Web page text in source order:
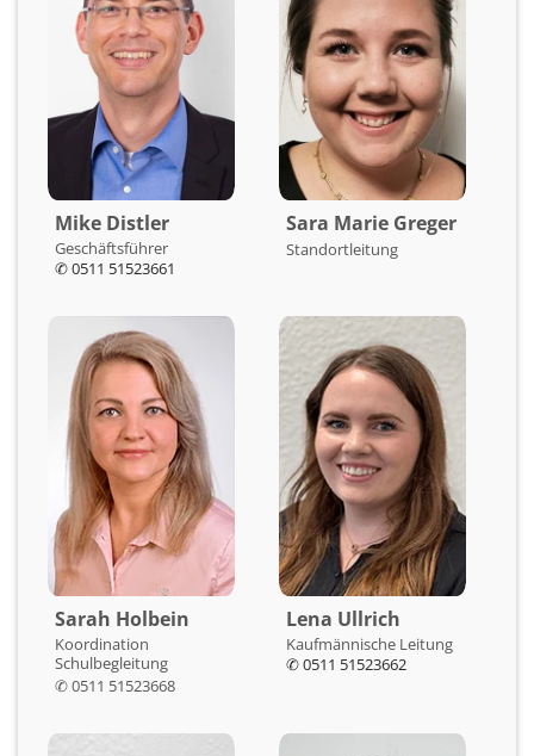
Mike Distler
Geschäftsführer
✆ 0511 51523661
Sara Marie Greger
Standortleitung
Sarah Holbein
Koordination
Schulbegleitung
✆ 0511 51523668
Lena Ullrich
Kaufmännische Leitung
✆ 0511 51523662